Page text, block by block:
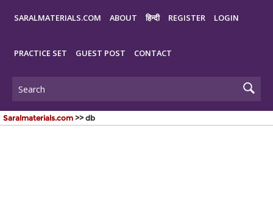
SARALMATERIALS.COM ABOUT हिन्दी REGISTER LOGIN
PRACTICE SET GUEST POST CONTACT
Saralmaterials.com >> db